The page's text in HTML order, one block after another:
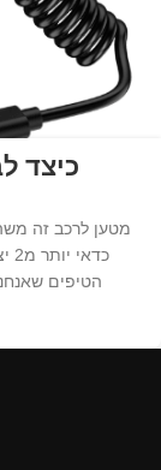
כיצד
מטען לרכב זה
הטיפים